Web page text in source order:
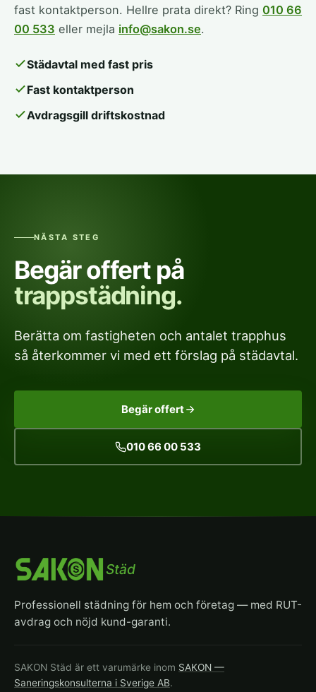
fast kontaktperson. Hellre prata direkt? Ring 010 66
00 533 eller mejla info@sakon.se.
Städavtal med fast pris
Fast kontaktperson
Avdragsgill driftskostnad
NÄSTA STEG
Begär offert på
trappstädning.
Berätta om fastigheten och antalet trapphus
så återkommer vi med ett förslag på städavtal.
Begär offert
010 66 00 533
Städ
Professionell städning för hem och företag — med RUT-
avdrag och nöjd kund-garanti.
SAKON Städ är ett varumärke inom SAKON —
Saneringskonsulterna i Sverige AB.